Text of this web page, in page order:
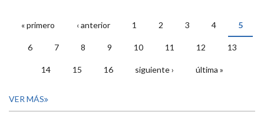
PÁGINAS
« primero ‹ anterior 1 2 3 4 5
6 7 8 9 10 11 12 13
14 15 16 siguiente › última »
VER MÁS